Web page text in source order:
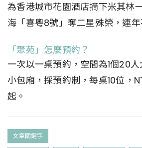
為香港城市花園酒店摘下米其林
海「喜粵8號」奪二星殊榮，連年
「聚苑」怎麼預約？
一次以一桌預約，空間為1個20
小包廂，採預約制，每桌10位，
起。
文章關鍵字